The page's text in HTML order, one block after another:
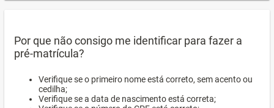
Por que não consigo me identificar para fazer a
pré-matrícula?
Verifique se o primeiro nome está correto, sem acento ou
cedilha;
Verifique se a data de nascimento está correta;